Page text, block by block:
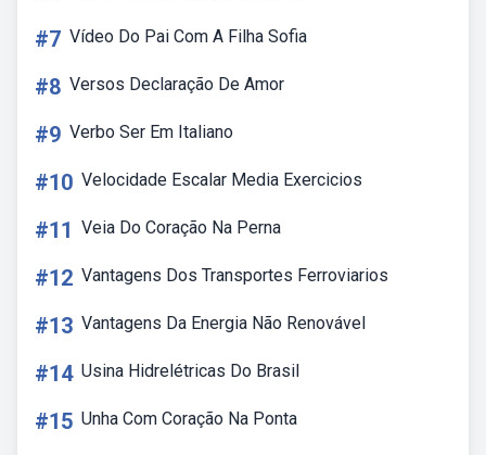
#7 Vídeo Do Pai Com A Filha Sofia
#8 Versos Declaração De Amor
#9 Verbo Ser Em Italiano
#10 Velocidade Escalar Media Exercicios
#11 Veia Do Coração Na Perna
#12 Vantagens Dos Transportes Ferroviarios
#13 Vantagens Da Energia Não Renovável
#14 Usina Hidrelétricas Do Brasil
#15 Unha Com Coração Na Ponta